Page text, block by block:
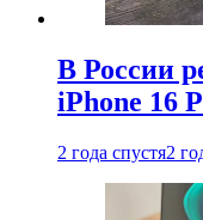
В России
iPhone 16
2 года спустя2